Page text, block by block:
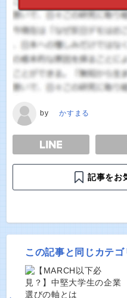
by かすまる
TWEET
記事をお
この記事と同じカテ